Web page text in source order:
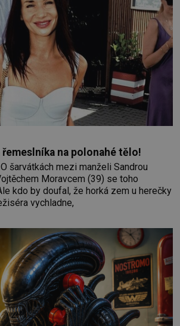
řemeslníka na polonahé tělo!
šarvátkách mezi manželi Sandrou
Moravcem (39) se toho
kdo by doufal, že horká zem u herečky
vychladne,